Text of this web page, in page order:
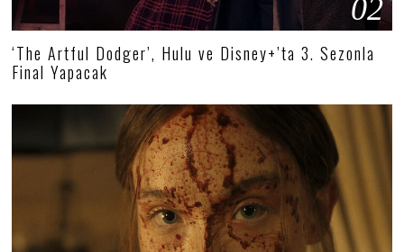
02
‘The Artful Dodger’, Hulu ve Disney+’ta 3. Sezonla
Final Yapacak